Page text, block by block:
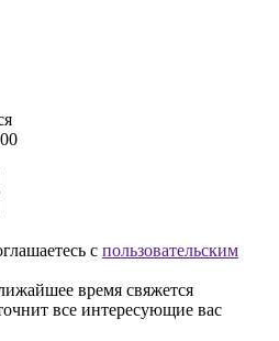
с пользовательским
время свяжется
все интересующие вас